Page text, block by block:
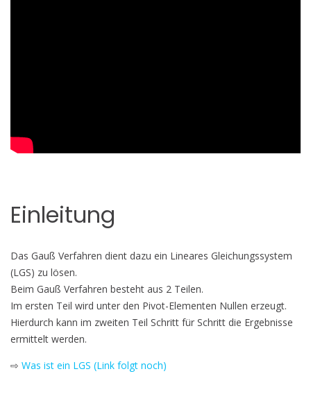
Einleitung
Das Gauß Verfahren dient dazu ein Lineares Gleichungssystem
(LGS) zu lösen.
Beim Gauß Verfahren besteht aus 2 Teilen.
Im ersten Teil wird unter den Pivot-Elementen Nullen erzeugt.
Hierdurch kann im zweiten Teil Schritt für Schritt die Ergebnisse
ermittelt werden.
⇨ Was ist ein LGS (Link folgt noch)